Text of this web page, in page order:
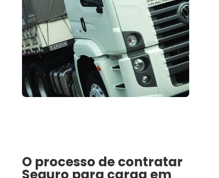
O processo de contratar
Seguro para carga em